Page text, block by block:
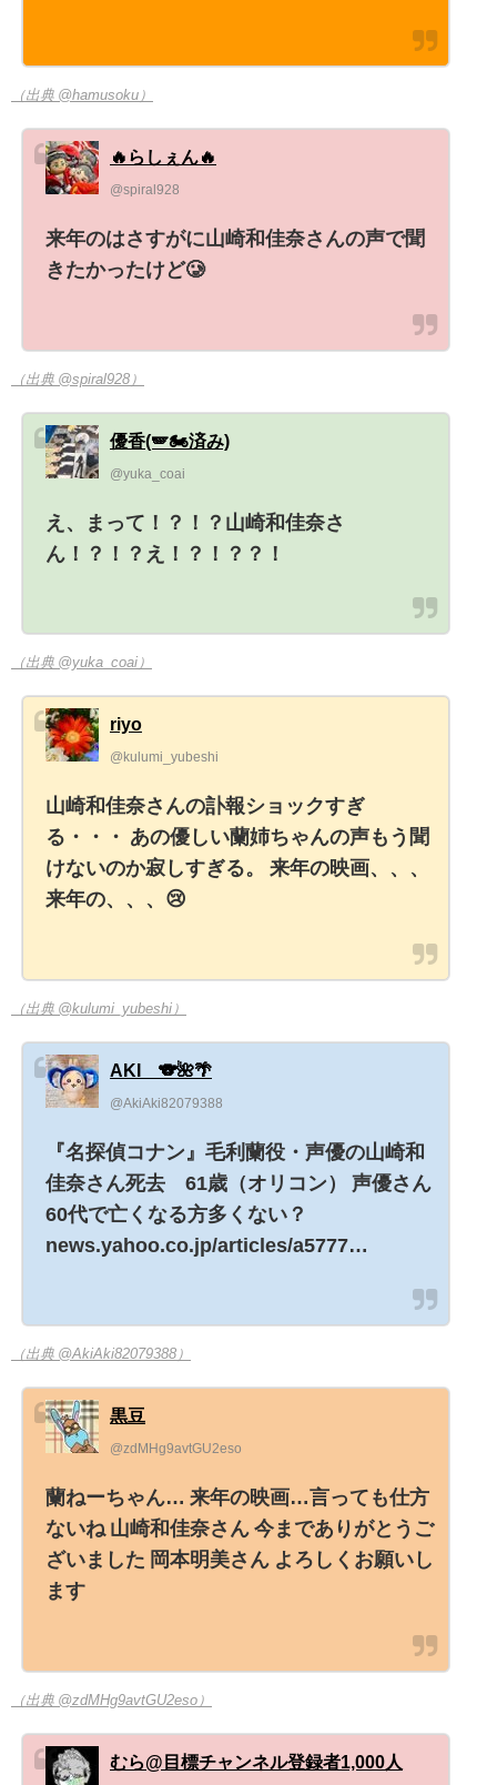
（出典 @hamusoku）
🔥らしぇん🔥
@spiral928
来年のはさすがに山崎和佳奈さんの声で聞
きたかったけど🥲
（出典 @spiral928）
優香(🪽🏍️済み)
@yuka_coai
え、まって！？！？山崎和佳奈さ
ん！？！？え！？！？？！
（出典 @yuka_coai）
riyo
@kulumi_yubeshi
山崎和佳奈さんの訃報ショックすぎ
る・・・ あの優しい蘭姉ちゃんの声もう聞
けないのか寂しすぎる。 来年の映画、、、
来年の、、、😢
（出典 @kulumi_yubeshi）
AKI∞🐨🌺🌴
@AkiAki82079388
『名探偵コナン』毛利蘭役・声優の山崎和
佳奈さん死去 61歳（オリコン） 声優さん
60代で亡くなる方多くない？
news.yahoo.co.jp/articles/a5777…
（出典 @AkiAki82079388）
黒豆
@zdMHg9avtGU2eso
蘭ねーちゃん… 来年の映画…言っても仕方
ないね 山崎和佳奈さん 今までありがとうご
ざいました 岡本明美さん よろしくお願いし
ます
（出典 @zdMHg9avtGU2eso）
むら@目標チャンネル登録者1,000人